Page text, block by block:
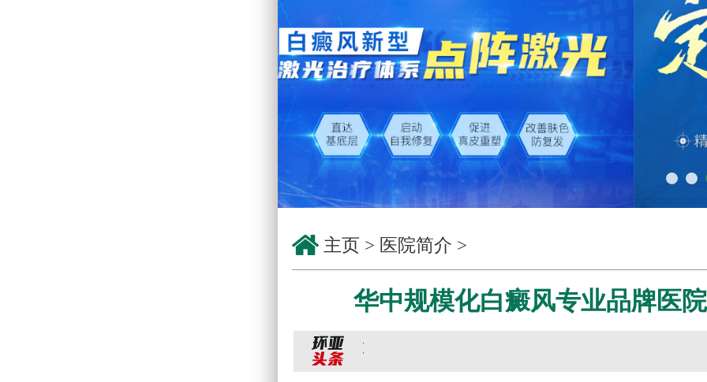
主页 > 医院简介 >
华中规模化白癜风专业品牌医院